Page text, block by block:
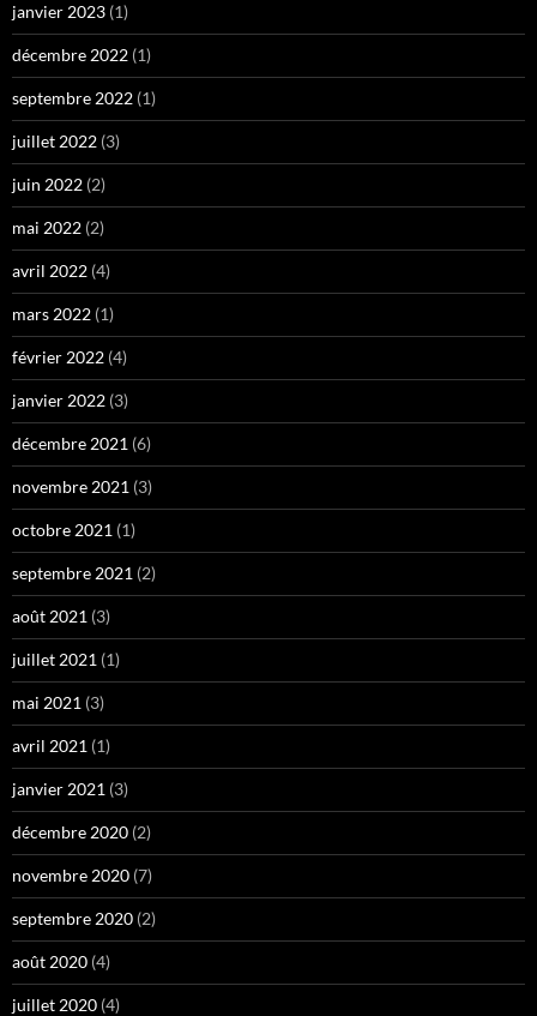
janvier 2023 (1)
décembre 2022 (1)
septembre 2022 (1)
juillet 2022 (3)
juin 2022 (2)
mai 2022 (2)
avril 2022 (4)
mars 2022 (1)
février 2022 (4)
janvier 2022 (3)
décembre 2021 (6)
novembre 2021 (3)
octobre 2021 (1)
septembre 2021 (2)
août 2021 (3)
juillet 2021 (1)
mai 2021 (3)
avril 2021 (1)
janvier 2021 (3)
décembre 2020 (2)
novembre 2020 (7)
septembre 2020 (2)
août 2020 (4)
juillet 2020 (4)